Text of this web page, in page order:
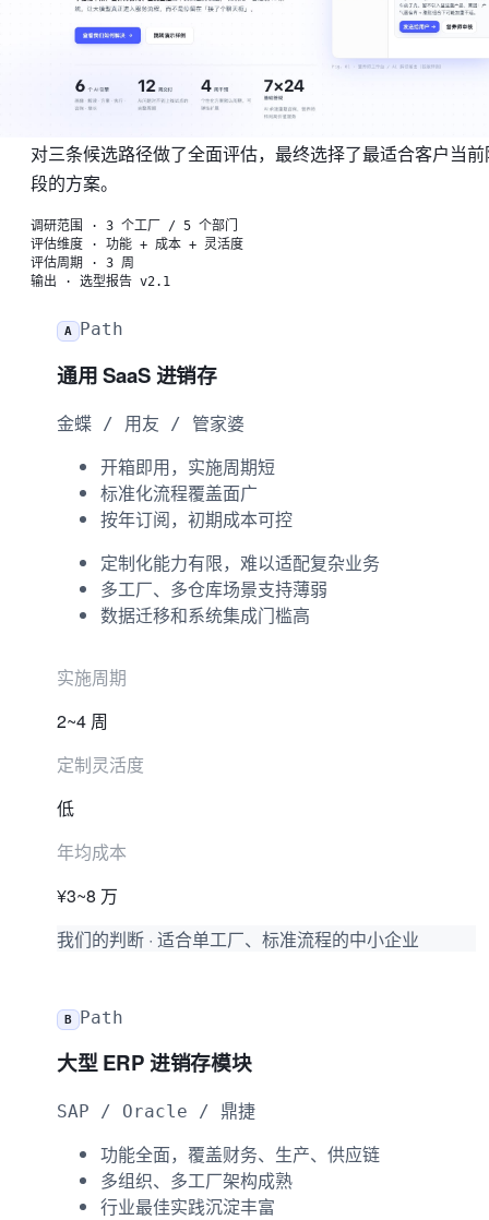
最合适的方案
面对客户的真实业务场景，我们不会一上来就推荐某个产
在深入调研客户的组织架构、业务流程和 IT 现状之后，我
对三条候选路径做了全面评估，最终选择了最适合客户当
段的方案。
调研范围 · 3 个工厂 / 5 个部门
评估维度 · 功能 + 成本 + 灵活度
评估周期 · 3 周
输出 · 选型报告 v2.1
A Path
通用 SaaS 进销存
金蝶 / 用友 / 管家婆
开箱即用，实施周期短
标准化流程覆盖面广
按年订阅，初期成本可控
定制化能力有限，难以适配复杂业务
多工厂、多仓库场景支持薄弱
数据迁移和系统集成门槛高
实施周期
2~4 周
定制灵活度
低
年均成本
¥3~8 万
我们的判断 · 适合单工厂、标准流程的中小企业
B Path
大型 ERP 进销存模块
SAP / Oracle / 鼎捷
功能全面，覆盖财务、生产、供应链
多组织、多工厂架构成熟
行业最佳实践沉淀丰富